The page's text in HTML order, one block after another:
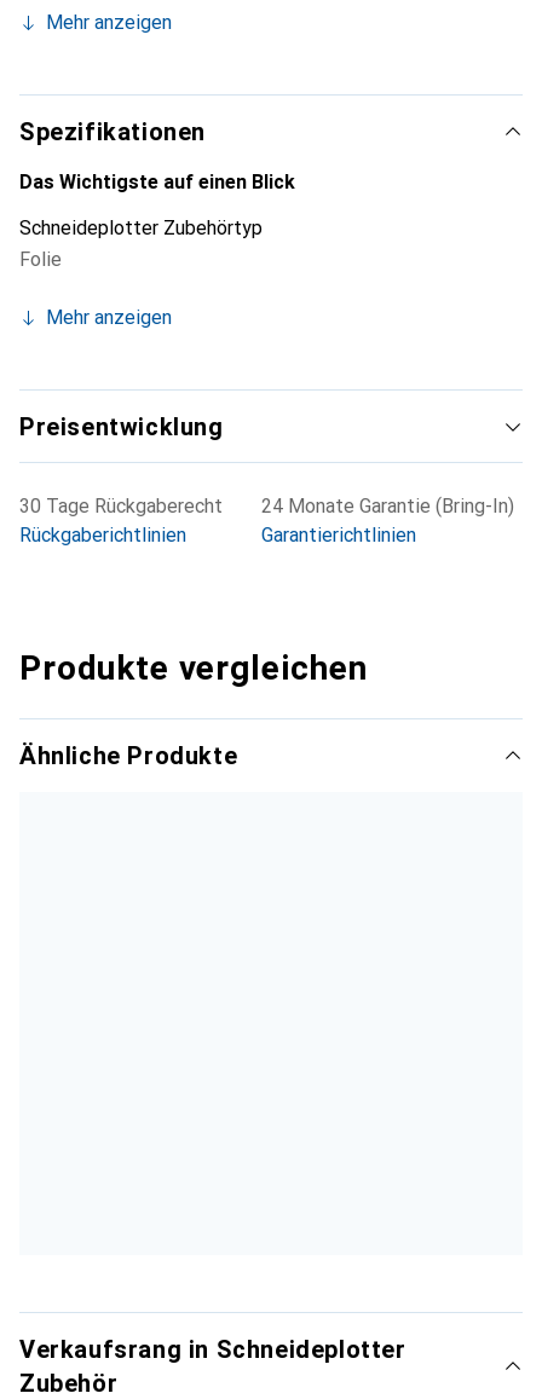
dafür, dass die Farben lebendig und auffällig wirken. Diese
speziell für das Schneiden und Gestalten mit einem
Schneideplotter entwickelt. Für das Übertragen der
ausgeschnittenen Designs wird die Verwendung eines
Transfertapes empfohlen, welches jedoch nicht im
der Folie macht sie besonders geeignet für
Aussenanwendungen, sodass sie auch unter verschiedenen
Mehr anzeigen
Spezifikationen
Das Wichtigste auf einen Blick
Schneideplotter Zubehörtyp
Folie
Mehr anzeigen
Preisentwicklung
30 Tage Rückgaberecht
Rückgaberichtlinien
24 Monate Garantie (Bring-In)
Garantierichtlinien
Produkte vergleichen
Ähnliche Produkte
Verkaufsrang in Schneideplotter
Zubehör